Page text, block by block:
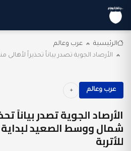
الرئيسية
عرب وعالم
الأرصاد الجوية تصدر بياناً تحذيراً
عرب وعالم
الأرصاد الجوية تصدر بياناً
شمال ووسط الصعيد لبداية
للأتربة